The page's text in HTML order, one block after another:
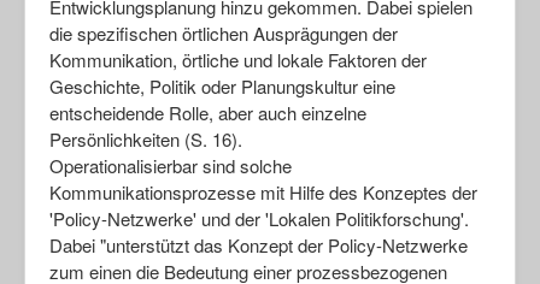
Entwicklungsplanung hinzu gekommen. Dabei spielen
die spezifischen örtlichen Ausprägungen der
Kommunikation, örtliche und lokale Faktoren der
Geschichte, Politik oder Planungskultur eine
entscheidende Rolle, aber auch einzelne
Persönlichkeiten (S. 16).
Operationalisierbar sind solche
Kommunikationsprozesse mit Hilfe des Konzeptes der
'Policy-Netzwerke' und der 'Lokalen Politikforschung'.
Dabei "unterstützt das Konzept der Policy-Netzwerke
zum einen die Bedeutung einer prozessbezogenen